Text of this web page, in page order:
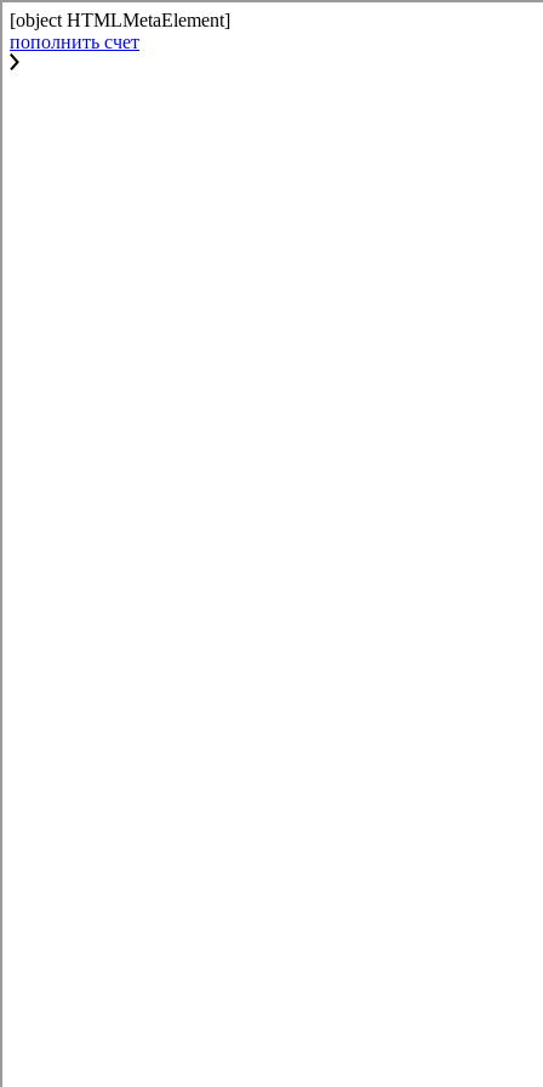
[object HTMLMetaElement]
пополнить счет